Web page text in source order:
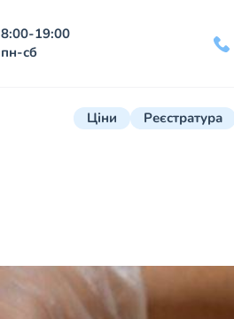
8:00-19:00
пн-сб
Ціни Реєстратура